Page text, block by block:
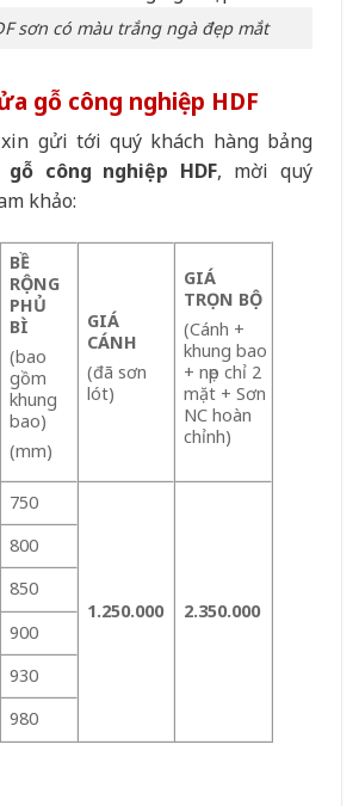
sơn có màu trắng ngà đẹp mắt
gỗ công nghiệp HDF
xin gửi tới quý khách hàng bảng
gỗ công nghiệp HDF, mời quý
khảo:
BỀ
RỘNG
PHỦ
BÌ
(bao
gồm
khung
bao)
(mm)
GIÁ
CÁNH
(đã sơn
lót)
GIÁ
TRỌN BỘ
(Cánh +
khung bao
+ nẹp chỉ 2
mặt + Sơn
NC hoàn
chỉnh)
750
1.250.000 2.350.000
800
850
900
930
980